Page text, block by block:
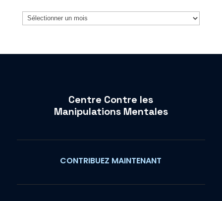
Archives
Centre Contre les
Manipulations Mentales
CONTRIBUEZ MAINTENANT